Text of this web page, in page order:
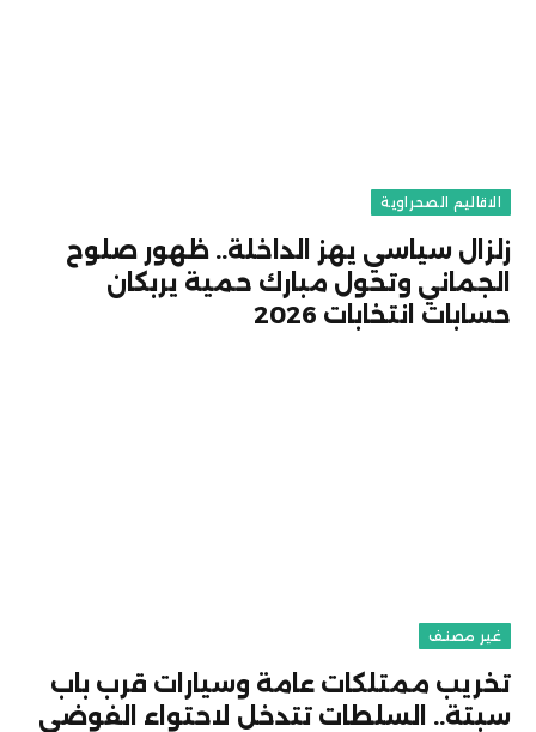
الاقاليم الصحراوية
زلزال سياسي يهز الداخلة.. ظهور صلوح
الجماني وتحول مبارك حمية يربكان
حسابات انتخابات 2026
غير مصنف
تخريب ممتلكات عامة وسيارات قرب باب
سبتة.. السلطات تتدخل لاحتواء الفوضى